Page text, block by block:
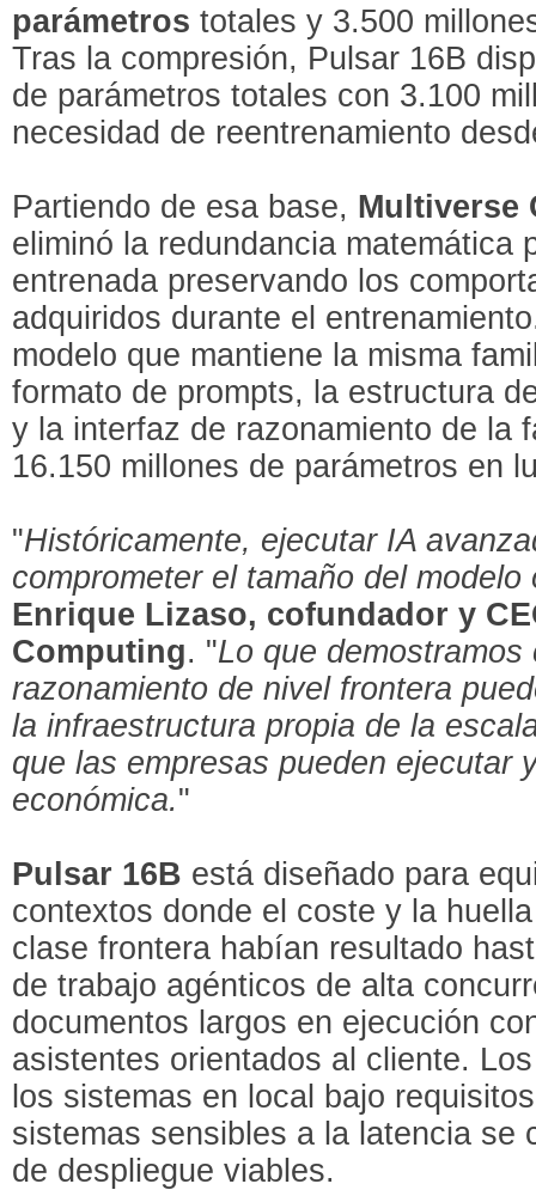
parámetros totales y 3.500
Tras la compresión, Pulsar 16B
de parámetros totales con 3.100
necesidad de reentrenamiento
Partiendo de esa base, Multiverse
eliminó la redundancia matemática
entrenada preservando los
adquiridos durante el
modelo que mantiene la misma
formato de prompts, la estructura
y la interfaz de razonamiento de la
16.150 millones de parámetros en
"Históricamente, ejecutar IA
comprometer el tamaño del modelo
Enrique Lizaso, cofundador y
Computing. "Lo que
razonamiento de nivel frontera
la infraestructura propia de la
que las empresas pueden ejecutar
económica."
Pulsar 16B está diseñado para
contextos donde el coste y la
clase frontera habían resultado
de trabajo agénticos de alta
documentos largos en ejecución
asistentes orientados al cliente.
los sistemas en local bajo
sistemas sensibles a la latencia se
de despliegue viables.